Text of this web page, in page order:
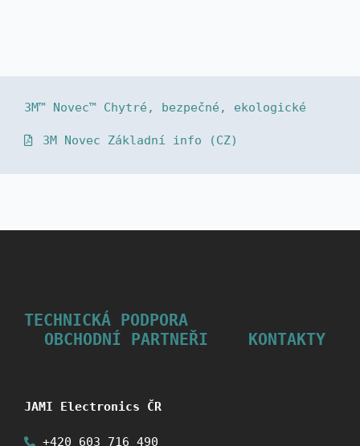
3M™ Novec™ Chytré, bezpečné, ekologické
3M Novec Základní info (CZ)
TECHNICKÁ PODPORA
OBCHODNÍ PARTNEŘI
KONTAKTY
JAMI Electronics ČR
+420 603 716 490